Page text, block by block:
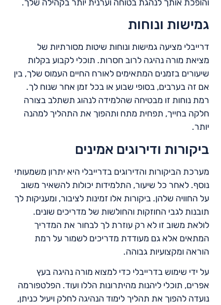
והופכת אותך לנהגת בטוחה וערנית יותר בקהילה שלך.
גמישות ונוחות
דרייבלי מציעה גמישות ונוחות שיטות מסורתיות של
מציאת מורה נהיגה לרוב חסרות. תוכלי לקבוע בקלות
שיעורים בזמנים המתאימים לאורח החיים העמוס שלך, בין
אם זה בערבים, בסופי שבוע או בכל זמן אחר שנוח לך.
רמת נוחות זו מבטיחה שהלמידה לנהוג תשתלב בצורה
חלקה בחייך, תפחית מתח ותהפוך את התהליך למהנה
יותר.
ביקורות ודירוגים אמינים
מערכת הביקורות והדירוגים בדרייבלי היא יתרון משמעותי
נוסף. לאחר כל שיעור, התלמידות יכולות להשאיר משוב
על החוויה שלהן. ביקורות אלו זמינות לציבור, ומעניקות לך
תובנות לגבי החוזקות והחולשות של מדריכים שונים.
לולאת משוב זו לא רק עוזרת לך לבחור את המדריך
המתאים אלא גם מעודדת מדריכים לשמור על רמת
הוראה ומקצועיות גבוהה.
על ידי שימוש בדרייבלי כדי למצוא מורה נהיגה בעץ
אפרים, תוכלי ליהנות מהיתרונות הללו ועוד. הפלטפורמה
נועדה להפוך את תהליך לימוד הנהיגה לחלק ויעיל כניתן,